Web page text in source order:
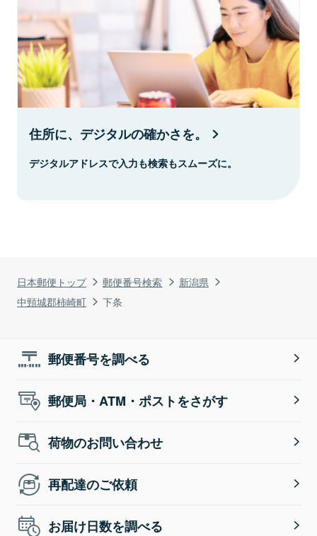
日本郵便トップ 郵便番号検索
新潟県
中頸城郡柿崎町
下条
住所に、デジタルの確かさを。
デジタルアドレスで入力も検索もスムーズに。
郵便番号を調べる
郵便局・ATM・ポストをさがす
荷物のお問い合わせ
再配達のご依頼
お届け日数を調べる